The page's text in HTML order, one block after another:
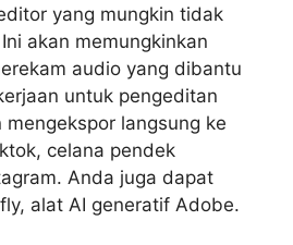
yang mungkin tidak
akan memungkinkan
audio yang dibantu
untuk pengeditan
langsung ke
celana pendek
Anda juga dapat
alat AI generatif Adobe.